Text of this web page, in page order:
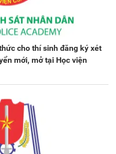
cho thí sinh đăng ký xét
mới, mở tại Học viện